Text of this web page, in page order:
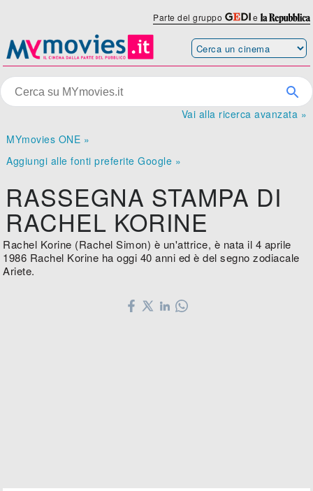
Parte del gruppo e
Vai alla ricerca avanzata »
MYmovies ONE »
Aggiungi alle fonti preferite Google »
RASSEGNA STAMPA DI
RACHEL KORINE
Rachel Korine (Rachel Simon) è un'attrice, è nata il 4 aprile
1986 Rachel Korine ha oggi 40 anni ed è del segno zodiacale
Ariete.